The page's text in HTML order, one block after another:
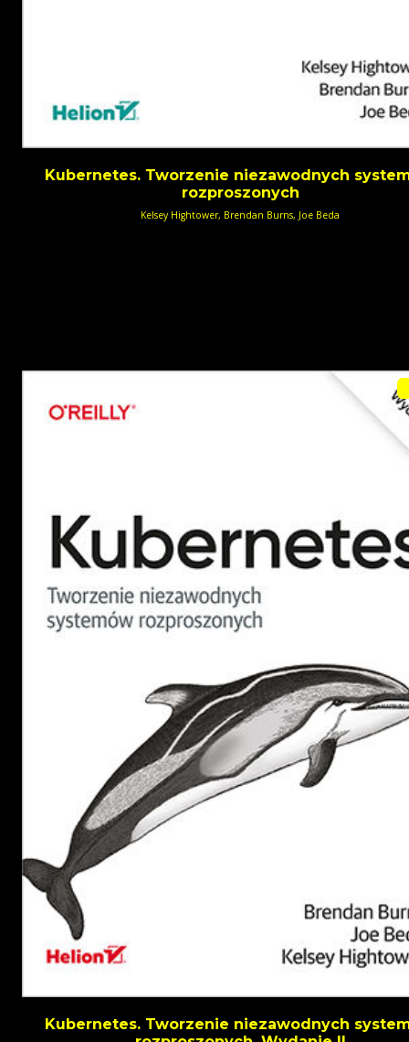
Kubernetes. Tworzenie niezawodnych
rozproszonych
Kelsey Hightower, Brendan Burns, Joe Beda
Kubernetes. Tworzenie niezawodnych